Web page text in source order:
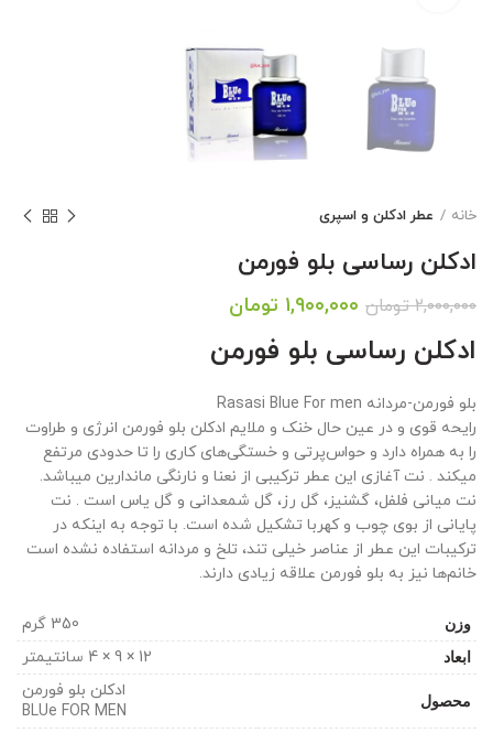
خانه عطر ادکلن و اسپری
ادکلن رساسی بلو فورمن
۲,۰۰۰,۰۰۰ تومان قیمت
۲,۰۰۰,۰۰۰ تومان
۱,۹۰۰,۰۰۰ تومان
۱,۹۰۰,۰۰۰ تومان.ادکلن رساسی بلو فورمن
بلو فورمن-مردانه Rasasi Blue For men
رایحه قوی و در عین حال خنک و ملایم ادکلن بلو فورمن انرژی و طراوت
را به همراه دارد و حواس‌پرتی و خستگی‌های کاری را تا حدودی مرتفع
میکند . نت آغازی این عطر ترکیبی از نعنا و نارنگی ماندارین میباشد.
نت میانی ﻓﻠﻔﻞ، ﮔﺸﻨﯿﺰ، ﮔﻞ ﺭﺯ، ﮔﻞ ﺷﻤﻌﺪﺍﻧﯽ و ﮔﻞ ﯾﺎﺱ است . نت
پایانی از بوی ﭼﻮﺏ و ﮐﻬﺮﺑﺎ تشکیل شده است. با توجه به اینکه در
ترکیبات این عطر از عناصر خیلی تند، تلخ و مردانه استفاده نشده است
خانم‌ها نیز به بلو فورمن علاقه زیادی دارند.
وزن 350 گرم
ابعاد 12 × 9 × 4 سانتیمتر
محصول
ادکلن بلو فورمن
BLUe FOR MEN